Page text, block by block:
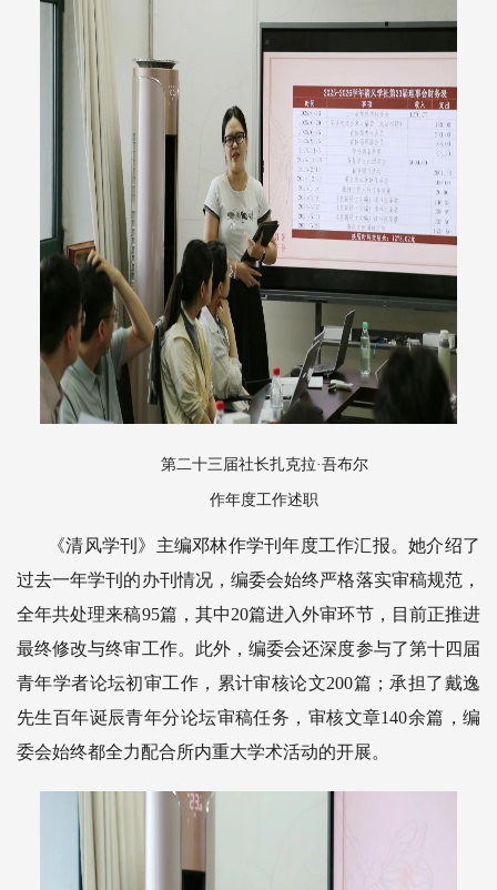
第二十三届社长扎克拉·吾布尔
作年度工作述职
《清风学刊》主编邓林作学刊年度工作汇报。她介绍了
过去一年学刊的办刊情况，编委会始终严格落实审稿规范，
全年共处理来稿95篇，其中20篇进入外审环节，目前正推进
最终修改与终审工作。此外，编委会还深度参与了第十四届
青年学者论坛初审工作，累计审核论文200篇；承担了戴逸
先生百年诞辰青年分论坛审稿任务，审核文章140余篇，编
委会始终都全力配合所内重大学术活动的开展。